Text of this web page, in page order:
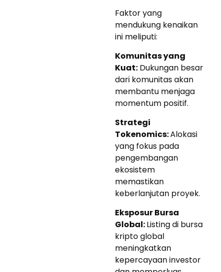
Faktor yang
mendukung kenaikan
ini meliputi:
Komunitas yang
Kuat: Dukungan besar
dari komunitas akan
membantu menjaga
momentum positif.
Strategi
Tokenomics:Alokasi
yang fokus pada
pengembangan
ekosistem
memastikan
keberlanjutan proyek.
Eksposur Bursa
Global:Listing di bursa
kripto global
meningkatkan
kepercayaan investor